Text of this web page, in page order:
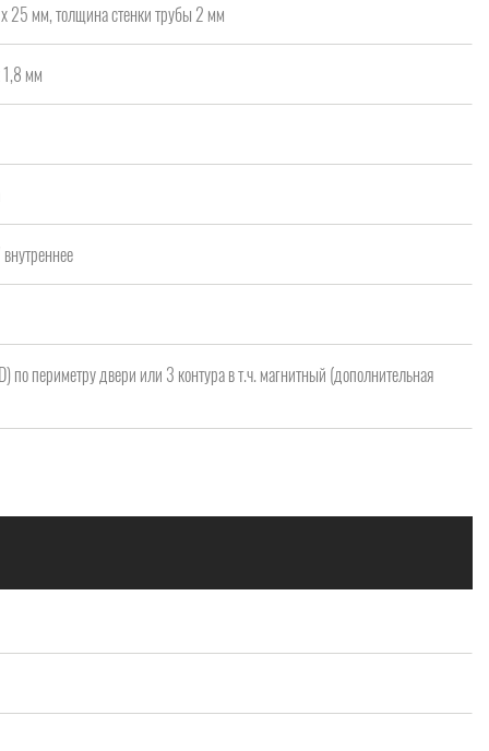
25 мм, толщина стенки трубы 2 мм
1,8 мм
по периметру двери или 3 контура в т.ч. магнитный (дополнительная